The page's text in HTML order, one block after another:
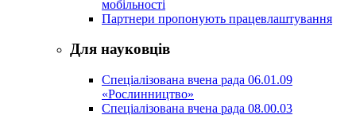
мобільності
Партнери пропонують працевлаштування
Для науковців
Спеціалізована вчена рада 06.01.09
«Рослинництво»
Спеціалізована вчена рада 08.00.03